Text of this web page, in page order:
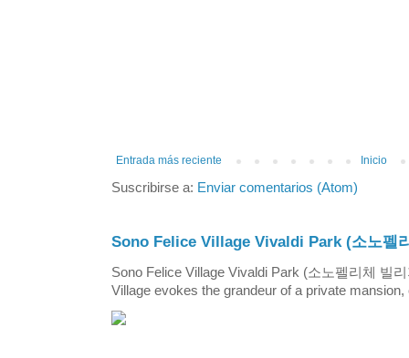
Entrada más reciente Inicio
Suscribirse a: Enviar comentarios (Atom)
Sono Felice Village Vivaldi Park (소노펠
Sono Felice Village Vivaldi Park (소노펠리체 빌
Village evokes the grandeur of a private